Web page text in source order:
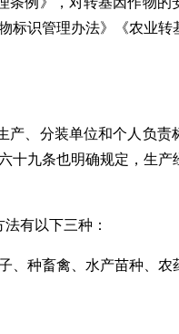
标识管理办法》《农业转
、分装单位和个人负责
十九条也明确规定，生产
有以下三种：
、种畜禽、水产苗种、农